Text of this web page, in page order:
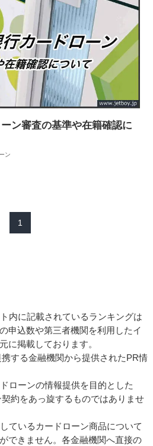
ン審査の基準や在籍確認に
ン
1
内に記載されているランキングは
申込数や第三者機関を利用したイ
に掲載しております。
する金融機関から提供されたPR情
ローンの情報提供を目的とした
約をあっ旋するものではありませ
ているカードローン商品について
できません。各金融機関へ直接の